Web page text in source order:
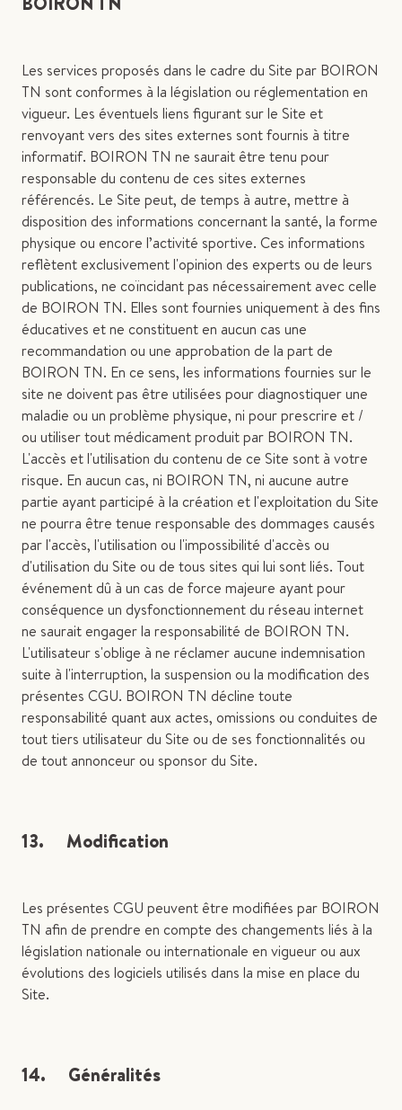
Les services proposés dans le cadre du Site par BOIRON
TN sont conformes à la législation ou réglementation en
vigueur. Les éventuels liens figurant sur le Site et
renvoyant vers des sites externes sont fournis à titre
informatif. BOIRON TN ne saurait être tenu pour
responsable du contenu de ces sites externes
référencés. Le Site peut, de temps à autre, mettre à
disposition des informations concernant la santé, la forme
physique ou encore l’activité sportive. Ces informations
reflètent exclusivement l'opinion des experts ou de leurs
publications, ne coïncidant pas nécessairement avec celle
de BOIRON TN. Elles sont fournies uniquement à des fins
éducatives et ne constituent en aucun cas une
recommandation ou une approbation de la part de
BOIRON TN. En ce sens, les informations fournies sur le
site ne doivent pas être utilisées pour diagnostiquer une
maladie ou un problème physique, ni pour prescrire et /
ou utiliser tout médicament produit par BOIRON TN.
L'accès et l'utilisation du contenu de ce Site sont à votre
risque. En aucun cas, ni BOIRON TN, ni aucune autre
partie ayant participé à la création et l'exploitation du Site
ne pourra être tenue responsable des dommages causés
par l'accès, l'utilisation ou l'impossibilité d'accès ou
d'utilisation du Site ou de tous sites qui lui sont liés. Tout
événement dû à un cas de force majeure ayant pour
conséquence un dysfonctionnement du réseau internet
ne saurait engager la responsabilité de BOIRON TN.
L'utilisateur s'oblige à ne réclamer aucune indemnisation
suite à l'interruption, la suspension ou la modification des
présentes CGU. BOIRON TN décline toute
responsabilité quant aux actes, omissions ou conduites de
tout tiers utilisateur du Site ou de ses fonctionnalités ou
de tout annonceur ou sponsor du Site.
13. Modification
Les présentes CGU peuvent être modifiées par BOIRON
TN afin de prendre en compte des changements liés à la
législation nationale ou internationale en vigueur ou aux
évolutions des logiciels utilisés dans la mise en place du
Site.
14. Généralités